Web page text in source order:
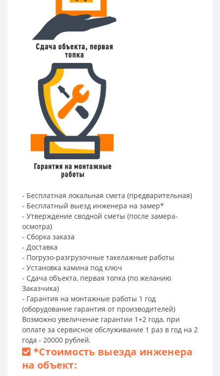
- Бесплатная локальная смета (предварительная)
- Бесплатный выезд инженера на замер*
- Утверждение сводной сметы (после замера-
осмотра)
- Сборка заказа
- Доставка
- Погрузо-разгрузочные такелажные работы
- Установка камина под ключ
- Сдача объекта, первая топка (по желанию
Заказчика)
- Гарантия на монтажные работы 1 год
(оборудование гарантия от производителей)
Возможно увеличение гарантии 1+2 года, при
оплате за сервисное обслуживание 1 раз в год на 2
года - 20000 рублей.
*Стоимость выезда инженера
на объект: